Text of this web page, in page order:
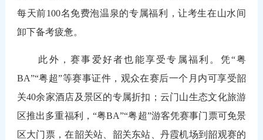
每天前100名免费泡温泉的专属福利，让考生在山水间
卸下备考疲惫。
此外，赛事爱好者也能享受专属福利。凭“粤
BA”“粤超”等赛事证件，观众在赛后一个月内可享受韶
关40余家酒店及景区的专属折扣；云门山生态文化旅游
区推出多重福利，“粤BA”“粤超”游客凭赛事门票可免景
区大门票，在韶关站、韶关东站、丹霞机场到韶观赛的